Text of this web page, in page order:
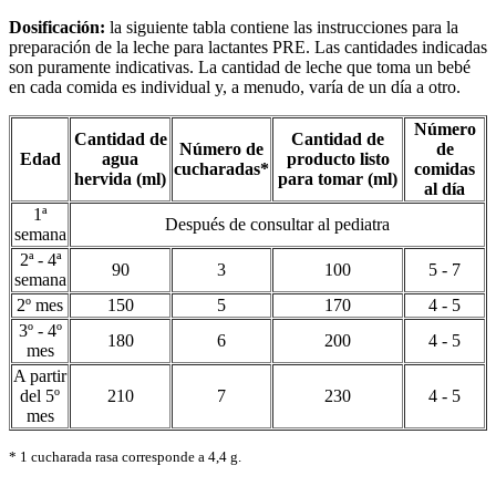
Dosificación: la siguiente tabla contiene las instrucciones para la
preparación de la leche para lactantes PRE. Las cantidades indicadas
son puramente indicativas. La cantidad de leche que toma un bebé
en cada comida es individual y, a menudo, varía de un día a otro.
Edad
Cantidad de
agua
hervida (ml)
Número de
cucharadas*
Cantidad de
producto listo
para tomar (ml)
Número
de
comidas
al día
1ª
semana
Después de consultar al pediatra
2ª - 4ª
semana
90 3 100
5 - 7
2º mes
150 5 170
4 - 5
3º - 4º
mes
180 6 200
4 - 5
A partir
del 5º
mes
210 7 230 4 - 5
* 1 cucharada rasa corresponde a 4,4 g.